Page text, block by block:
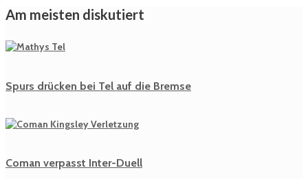
Am meisten diskutiert
Spurs drücken bei Tel auf die Bremse
Coman verpasst Inter-Duell